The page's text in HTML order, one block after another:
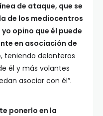
de ataque, que se
de los mediocentros
opino que él puede
en asociación de
, teniendo delanteros
él y más volantes
asociar con él”.
ponerlo en la